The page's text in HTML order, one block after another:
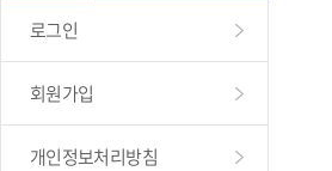
로그인
회원가입
개인정보처리방침